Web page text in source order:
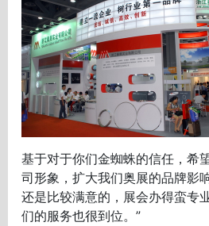
基于对于你们金蜘蛛的信任，希
司形象，扩大我们奥展的品牌影
还是比较满意的，展会办得蛮专
们的服务也很到位。”